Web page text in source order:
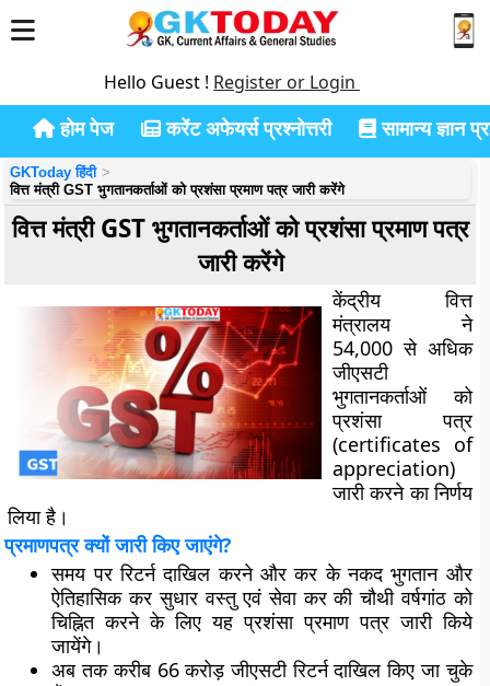
Hello Guest ! Register or Login
होम पेज करेंट अफेयर्स प्रश्नोत्तरी सामान्य ज्ञान
GKToday हिंदी
वित्त मंत्री GST भुगतानकर्ताओं को प्रशंसा प्रमाण पत्र जारी करेंगे
वित्त मंत्री GST भुगतानकर्ताओं को प्रशंसा प्रमाण पत्र
जारी करेंगे
केंद्रीय वित्त
मंत्रालय ने
54,000 से अधिक
जीएसटी
भुगतानकर्ताओं को
प्रशंसा पत्र
(certificates of
appreciation)
जारी करने का निर्णय
लिया है।
प्रमाणपत्र क्यों जारी किए जाएंगे?
समय पर रिटर्न दाखिल करने और कर के नकद भुगतान और
ऐतिहासिक कर सुधार वस्तु एवं सेवा कर की चौथी वर्षगांठ को
चिह्नित करने के लिए यह प्रशंसा प्रमाण पत्र जारी किये
जायेंगे।
अब तक करीब 66 करोड़ जीएसटी रिटर्न दाखिल किए जा चुके